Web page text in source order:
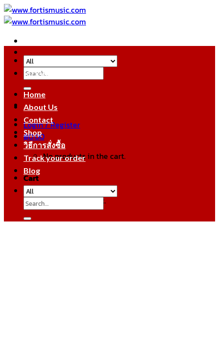
Skip
to
Search
for:
Login / Register
฿0.00
No products in the cart.
Cart
No products in the cart.
หมวดหมู่สินค้า
Home
About Us
Contact
Shop
วิธีการสั่งซื้อ
Track your order
Blog
Search
for: